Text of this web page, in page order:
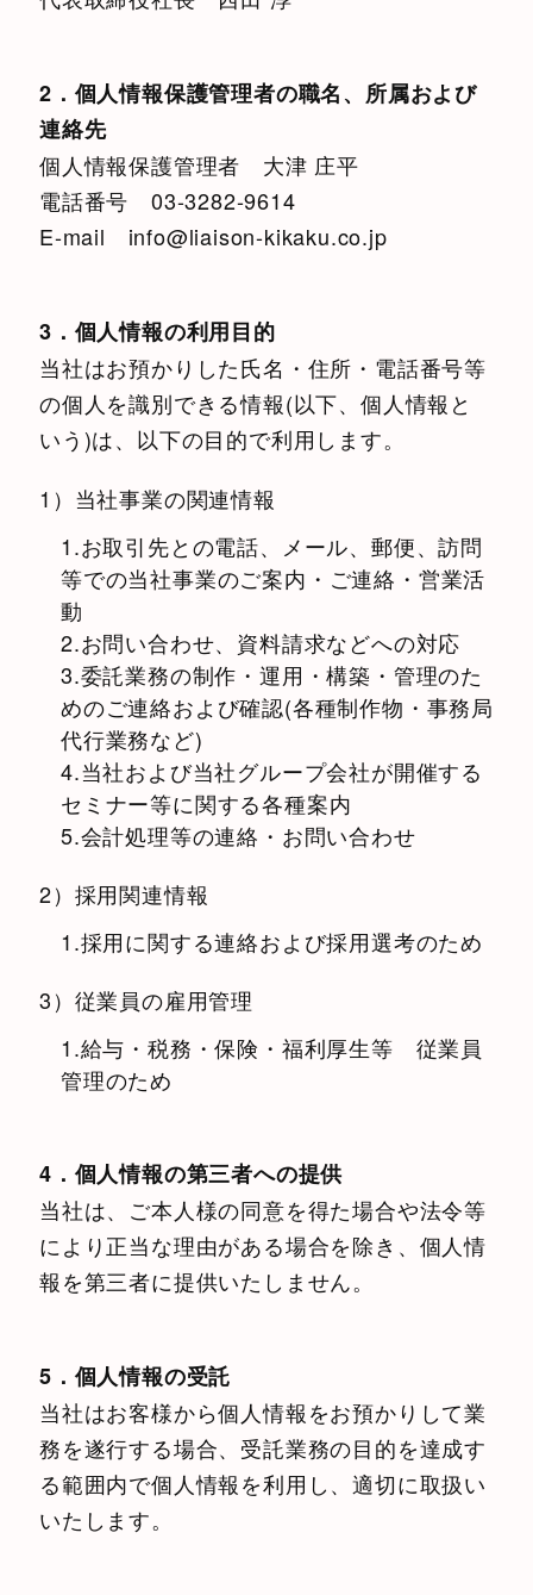
2．個人情報保護管理者の職名、所属および
連絡先
個人情報保護管理者 大津 庄平
電話番号 03-3282-9614
E-mail info@liaison-kikaku.co.jp
3．個人情報の利用目的
当社はお預かりした氏名・住所・電話番号等
の個人を識別できる情報(以下、個人情報と
いう)は、以下の目的で利用します。
1）当社事業の関連情報
1.お取引先との電話、メール、郵便、訪問
等での当社事業のご案内・ご連絡・営業活
動
2.お問い合わせ、資料請求などへの対応
3.委託業務の制作・運用・構築・管理のた
めのご連絡および確認(各種制作物・事務局
代行業務など)
4.当社および当社グループ会社が開催する
セミナー等に関する各種案内
5.会計処理等の連絡・お問い合わせ
2）採用関連情報
1.採用に関する連絡および採用選考のため
3）従業員の雇用管理
1.給与・税務・保険・福利厚生等 従業員
管理のため
4．個人情報の第三者への提供
当社は、ご本人様の同意を得た場合や法令等
により正当な理由がある場合を除き、個人情
報を第三者に提供いたしません。
5．個人情報の受託
当社はお客様から個人情報をお預かりして業
務を遂行する場合、受託業務の目的を達成す
る範囲内で個人情報を利用し、適切に取扱い
いたします。